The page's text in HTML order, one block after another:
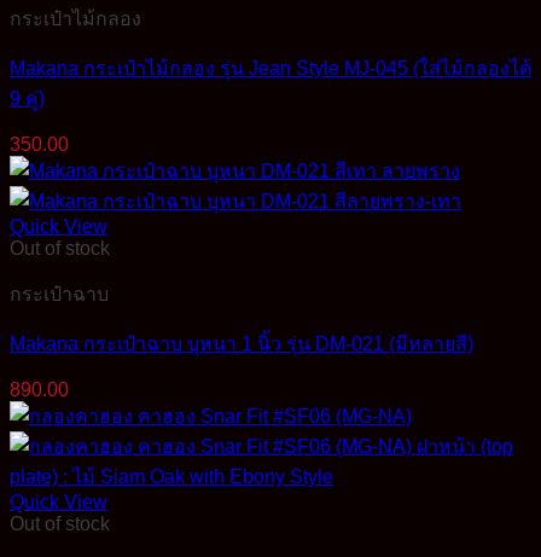
กระเป๋าไม้กลอง
Makana กระเป๋าไม้กลอง รุ่น Jean Style MJ-045 (ใส่ไม้กลองได้
9 คู่)
350.00
Quick View
Out of stock
กระเป๋าฉาบ
Makana กระเป๋าฉาบ บุหนา 1 นิ้ว รุ่น DM-021 (มีหลายสี)
890.00
Quick View
Out of stock